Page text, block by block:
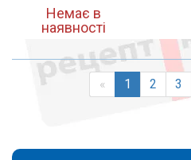
Немає в
наявності
« 1 2 3